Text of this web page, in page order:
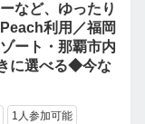
など、ゆったり
利用／福岡
ート・那覇市内
に選べる◆今な
1人参加可能